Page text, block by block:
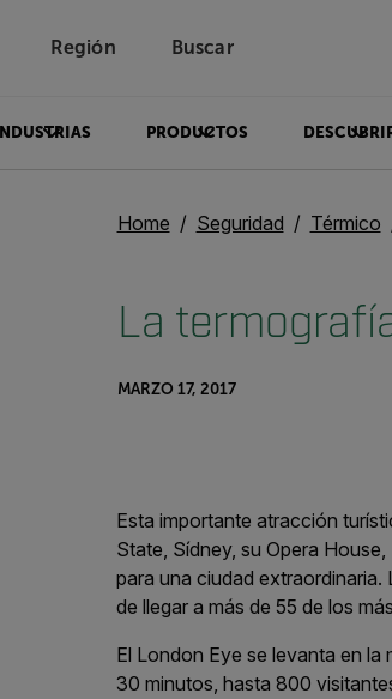
Región Buscar
INDUSTRIAS PRODUCTOS
Home Seguridad Térmico
La
MARZO 17, 2017
Esta importante atracción
State, Sídney, su Opera
para una ciudad
de llegar a más de 55 de los
El London Eye se levanta en la
30 minutos, hasta 800